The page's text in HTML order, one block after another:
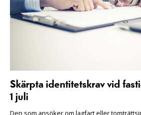
Skärpta identitetskrav vid
1 juli
Den som ansöker om lagfart eller